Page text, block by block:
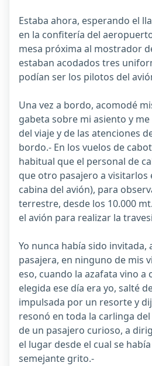
Estaba ahora, esperando el
en la confitería del
mesa próxima al mostrador
estaban acodados tres
podían ser los pilotos del
Una vez a bordo, acomodé
gabeta sobre mi asiento y
del viaje y de las atenciones
bordo.- En los vuelos de
habitual que el personal de
que otro pasajero a visitarlos
cabina del avión), para
terrestre, desde los 10.000
el avión para realizar la
Yo nunca había sido invitada,
pasajera, en ninguno de mis
eso, cuando la azafata vino a
elegida ese día era yo, salté
impulsada por un resorte y
resonó en toda la carlinga
de un pasajero curioso, a
el lugar desde el cual se
semejante grito.-